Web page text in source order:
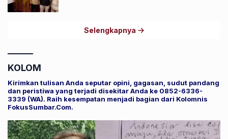
Selengkapnya
KOLOM
Kirimkan tulisan Anda seputar opini, gagasan, sudut pandang
dan peristiwa yang terjadi disekitar Anda ke 0852-6336-
3339 (WA). Raih kesempatan menjadi bagian dari Kolomnis
FokusSumbar.Com.